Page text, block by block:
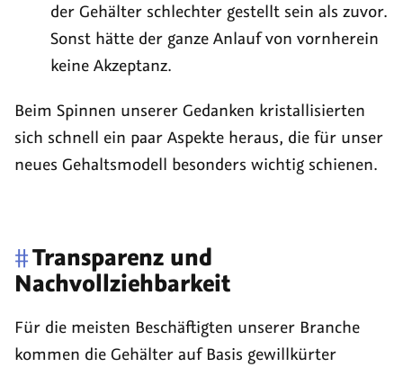
der Gehälter schlechter gestellt sein als zuvor.
Sonst hätte der ganze Anlauf von vornherein
keine Akzeptanz.
Beim Spinnen unserer Gedanken kristallisierten
sich schnell ein paar Aspekte heraus, die für unser
neues Gehaltsmodell besonders wichtig schienen.
#Transparenz und
Nachvollziehbarkeit
Für die meisten Beschäftigten unserer Branche
kommen die Gehälter auf Basis gewillkürter